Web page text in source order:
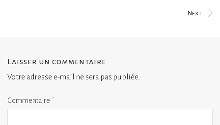
Next
Laisser un commentaire
Votre adresse e-mail ne sera pas publiée.
Commentaire *